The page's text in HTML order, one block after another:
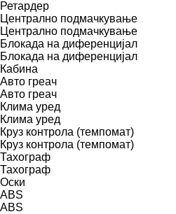
Ретардер
Централно подмачкување
Централно подмачкување
Блокада на диференцијал
Блокада на диференцијал
Кабина
Авто греач
Авто греач
Клима уред
Клима уред
Круз контрола (темпомат)
Круз контрола (темпомат)
Тахограф
Тахограф
Оски
ABS
ABS